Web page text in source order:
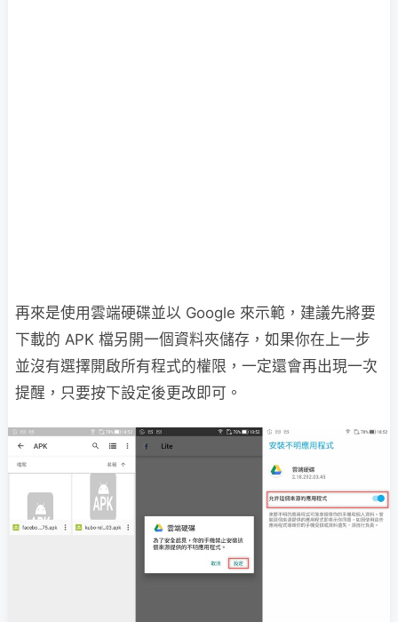
再來是使用雲端硬碟並以 Google 來示範，建議先將要
下載的 APK 檔另開一個資料夾儲存，如果你在上一步
並沒有選擇開啟所有程式的權限，一定還會再出現一次
提醒，只要按下設定後更改即可。